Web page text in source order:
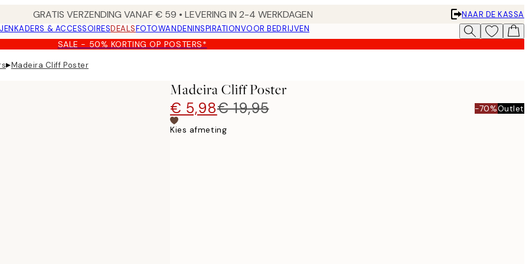
GRATIS VERZENDING VANAF € 59 • LEVERING IN 2-4 WERKDAGEN
NAAR DE KASSA
KADERS & ACCESSOIRESDEALSFOTOWANDENINSPIRATIONVOOR BEDRIJVEN
SALE - 50% KORTING OP POSTERS*
▸Madeira Cliff Poster
Madeira Cliff Poster
€ 5,98€ 19,95 -70%Outlet
Kies afmeting